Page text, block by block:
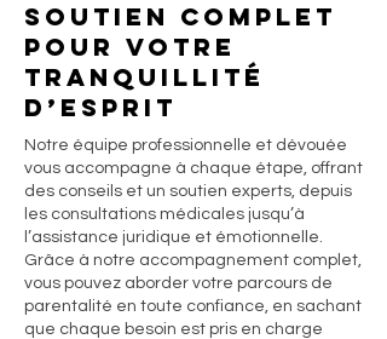
Soutien complet
pour votre
tranquillité
d’esprit
Notre équipe professionnelle et dévouée
vous accompagne à chaque étape, offrant
des conseils et un soutien experts, depuis
les consultations médicales jusqu’à
l’assistance juridique et émotionnelle.
Grâce à notre accompagnement complet,
vous pouvez aborder votre parcours de
parentalité en toute confiance, en sachant
que chaque besoin est pris en charge